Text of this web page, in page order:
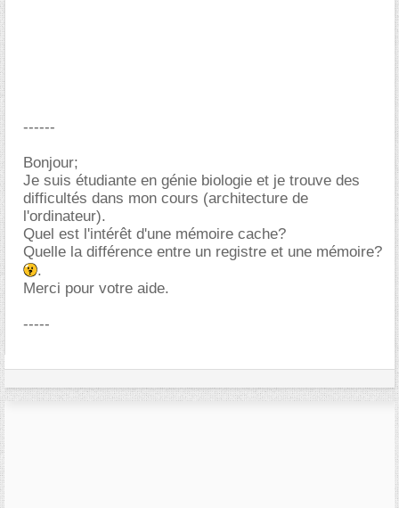
------
Bonjour;
Je suis étudiante en génie biologie et je trouve des
difficultés dans mon cours (architecture de
l'ordinateur).
Quel est l'intérêt d'une mémoire cache?
Quelle la différence entre un registre et une mémoire?
.
Merci pour votre aide.
-----